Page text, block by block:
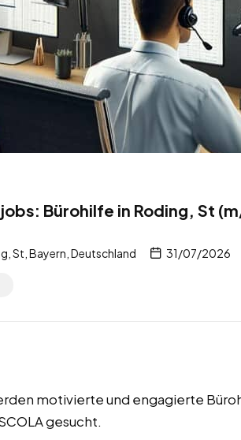
Bürohilfe in Roding, St
St, Bayern, Deutschland 31/07/2026
motivierte und engagierte
gesucht.